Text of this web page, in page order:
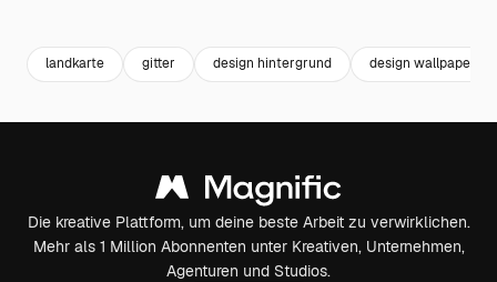
landkarte gitter design hintergrund design wallpaper
Die kreative Plattform, um deine beste Arbeit zu verwirklichen.
Mehr als 1 Million Abonnenten unter Kreativen, Unternehmen,
Agenturen und Studios.